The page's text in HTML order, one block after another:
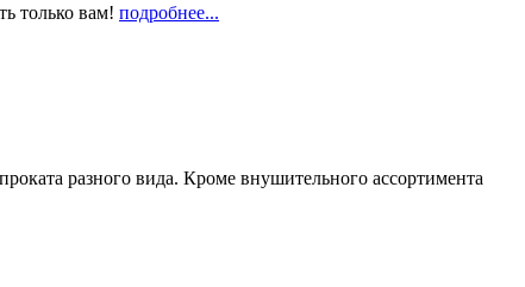
только вам! подробнее...
разного вида. Кроме внушительного ассортимента